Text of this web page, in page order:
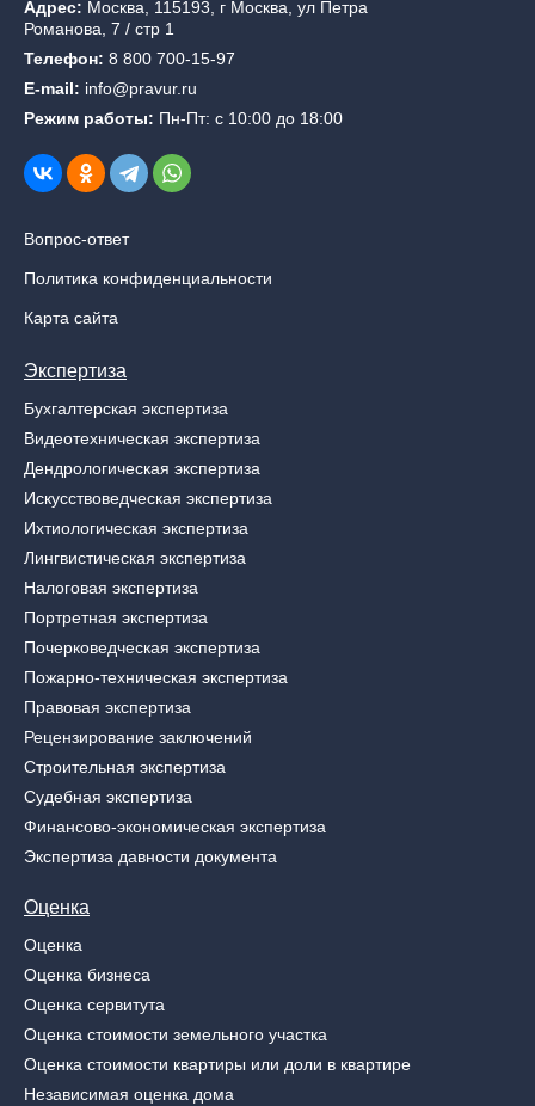
Адрес: Москва, 115193, г Москва, ул Петра
Романова, 7 / стр 1
Телефон: 8 800 700-15-97
E-mail: info@pravur.ru
Режим работы: Пн-Пт: с 10:00 до 18:00
Вопрос-ответ
Политика конфиденциальности
Карта сайта
Экспертиза
Бухгалтерская экспертиза
Видеотехническая экспертиза
Дендрологическая экспертиза
Искусствоведческая экспертиза
Ихтиологическая экспертиза
Лингвистическая экспертиза
Налоговая экспертиза
Портретная экспертиза
Почерковедческая экспертиза
Пожарно-техническая экспертиза
Правовая экспертиза
Рецензирование заключений
Строительная экспертиза
Судебная экспертиза
Финансово-экономическая экспертиза
Экспертиза давности документа
Оценка
Оценка
Оценка бизнеса
Оценка сервитута
Оценка стоимости земельного участка
Оценка стоимости квартиры или доли в квартире
Независимая оценка дома